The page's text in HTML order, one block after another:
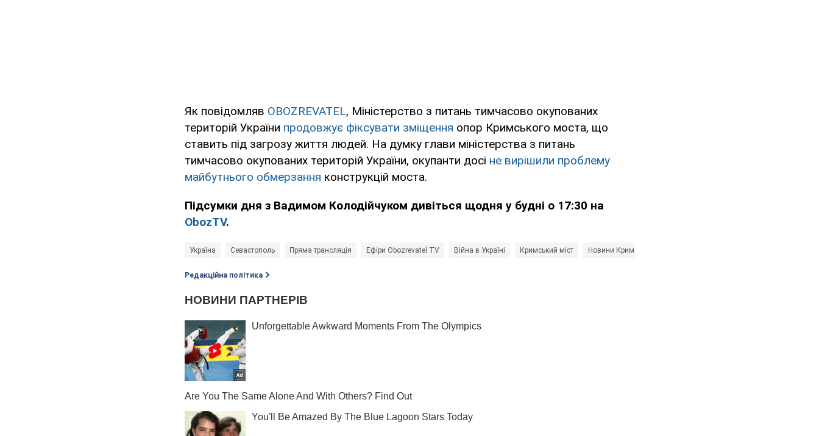
Як повідомляв OBOZREVATEL, Міністерство з питань тимчасово окупованих
територій України продовжує фіксувати зміщення опор Кримського моста, що
ставить під загрозу життя людей. На думку глави міністерства з питань
тимчасово окупованих територій України, окупанти досі не вирішили проблему
майбутнього обмерзання конструкцій моста.
Підсумки дня з Вадимом Колодійчуком дивіться щодня у будні о 17:30 на
ObozTV.
Україна Севастополь Пряма трансляція Ефіри Obozrevatel TV Війна в Україні Кримський міст Новини Криму
Редакційна політика